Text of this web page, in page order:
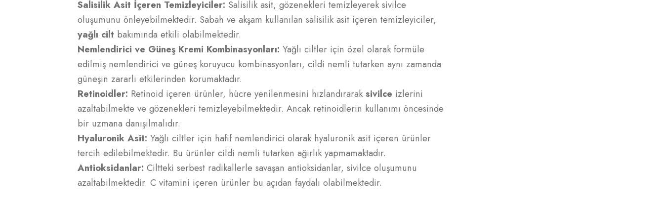
Salisilik Asit İçeren Temizleyiciler: Salisilik asit, gözenekleri temizleyerek sivilce
oluşumunu önleyebilmektedir. Sabah ve akşam kullanılan salisilik asit içeren temizleyiciler,
yağlı cilt bakımında etkili olabilmektedir.
Nemlendirici ve Güneş Kremi Kombinasyonları: Yağlı ciltler için özel olarak formüle
edilmiş nemlendirici ve güneş koruyucu kombinasyonları, cildi nemli tutarken aynı zamanda
güneşin zararlı etkilerinden korumaktadır.
Retinoidler: Retinoid içeren ürünler, hücre yenilenmesini hızlandıraraksivilce izlerini
azaltabilmekte ve gözenekleri temizleyebilmektedir. Ancak retinoidlerin kullanımı öncesinde
bir uzmana danışılmalıdır.
Hyaluronik Asit: Yağlı ciltler için hafif nemlendirici olarak hyaluronik asit içeren ürünler
tercih edilebilmektedir. Bu ürünler cildi nemli tutarken ağırlık yapmamaktadır.
Antioksidanlar: Ciltteki serbest radikallerle savaşan antioksidanlar, sivilce oluşumunu
azaltabilmektedir. C vitamini içeren ürünler bu açıdan faydalı olabilmektedir.